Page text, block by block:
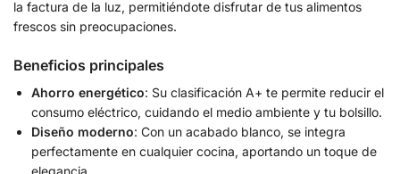
la factura de la luz, permitiéndote disfrutar de tus alimentos
frescos sin preocupaciones.
Beneficios principales
Ahorro energético: Su clasificación A+ te permite reducir el
consumo eléctrico, cuidando el medio ambiente y tu bolsillo.
Diseño moderno: Con un acabado blanco, se integra
perfectamente en cualquier cocina, aportando un toque de
elegancia.